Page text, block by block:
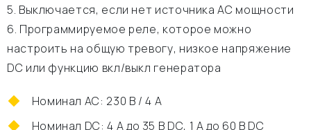
5. Выключается, если нет источника АС мощности
6. Программируемое реле, которое можно
настроить на общую тревогу, низкое напряжение
DC или функцию вкл/выкл генератора
Номинал АС: 230 В / 4 A
Номинал DC: 4 A до 35 В DC, 1 A до 60 В DC